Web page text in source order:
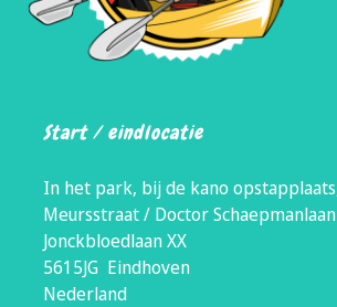
Start / eindlocatie
In het park, bij de kano
Meursstraat / Doctor
Jonckbloedlaan XX
5615JG Eindhoven
Nederland